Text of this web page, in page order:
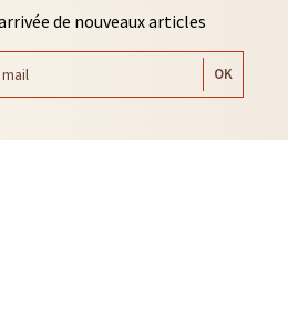
de nouveaux articles